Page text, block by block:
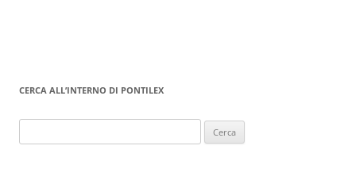
CERCA ALL’INTERNO DI PONTILEX
per: